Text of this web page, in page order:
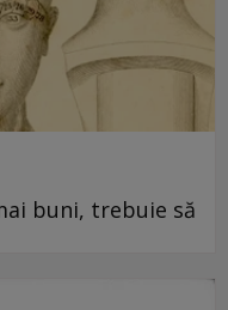
buni, trebuie să